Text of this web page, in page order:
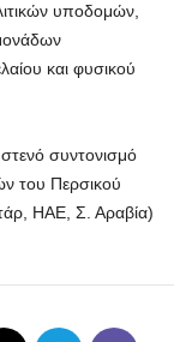
υποδομών,
και φυσικού
συντονισμό
του Περσικού
ΗΑΕ, Σ. Αραβία)